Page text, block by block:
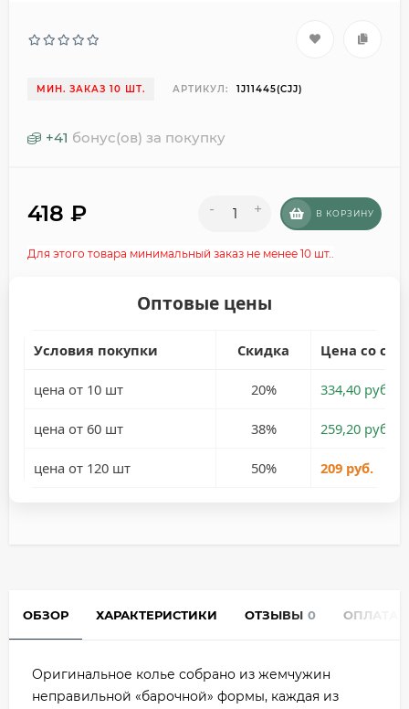
МИН. ЗАКАЗ 10 ШТ. АРТИКУЛ: 1J11445(CJJ)
+41 бонус(ов) за покупку
418 ₽ - + В КОРЗИНУ
Для этого товара минимальный заказ не менее 10 шт..
Оптовые цены
Условия покупки Скидка Цена со
цена от 10 шт 20% 334,40 руб.
цена от 60 шт 38% 259,20 руб.
цена от 120 шт 50% 209 руб.
ОБЗОР ХАРАКТЕРИСТИКИ ОТЗЫВЫ 0 ОПЛАТА
Оригинальное колье собрано из жемчужин
неправильной «барочной» формы, каждая из